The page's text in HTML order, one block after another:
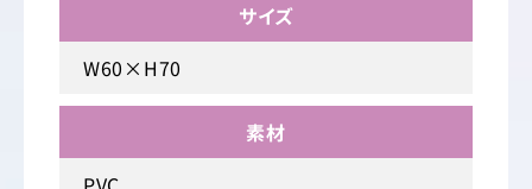
サイズ
W60×H70
素材